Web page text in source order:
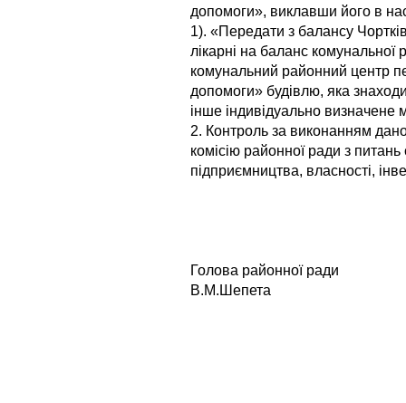
допомоги», виклавши його в
1). «Передати з балансу
лікарні на баланс комунальної
комунальний районний центр
допомоги» будівлю, яка
інше індивідуально визначене
2. Контроль за виконанням
комісію районної ради з
підприємництва, власності,
Голова
В.М.Шепета